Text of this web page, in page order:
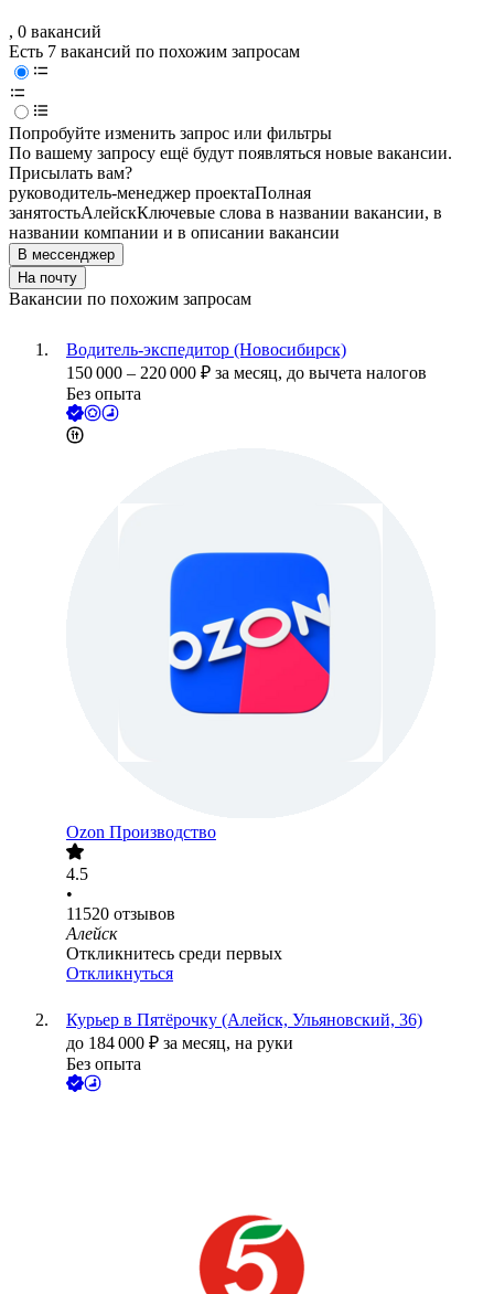
, 0 вакансий
Есть 7 вакансий по похожим запросам
Попробуйте изменить запрос или фильтры
По вашему запросу ещё будут появляться новые вакансии.
Присылать вам?
руководитель-менеджер проектаПолная
занятостьАлейскКлючевые слова в названии вакансии, в
названии компании и в описании вакансии
В мессенджер
На почту
Вакансии по похожим запросам
Водитель-экспедитор (Новосибирск)
150 000 – 220 000 ₽ за месяц, до вычета налогов
Без опыта
Ozon Производство
4.5
•
11520 отзывов
Алейск
Откликнитесь среди первых
Откликнуться
Курьер в Пятёрочку (Алейск, Ульяновский, 36)
до 184 000 ₽ за месяц, на руки
Без опыта